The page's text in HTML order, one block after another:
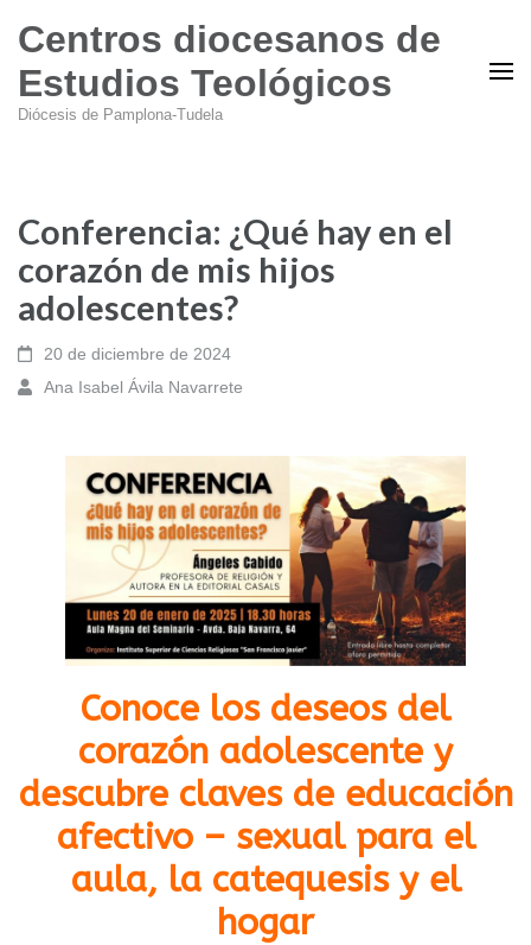
Centros diocesanos de
Estudios Teológicos
Diócesis de Pamplona-Tudela
Conferencia: ¿Qué hay en el
corazón de mis hijos
adolescentes?
20 de diciembre de 2024
Ana Isabel Ávila Navarrete
Conoce los deseos del
corazón adolescente y
descubre claves de educación
afectivo – sexual para el
aula, la catequesis y el
hogar